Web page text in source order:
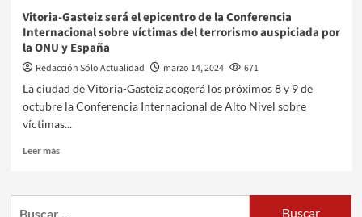
Vitoria-Gasteiz será el epicentro de la Conferencia
Internacional sobre víctimas del terrorismo auspiciada por
la ONU y España
Redacción Sólo Actualidad marzo 14, 2024
671
La ciudad de Vitoria-Gasteiz acogerá los próximos 8 y 9 de
octubre la Conferencia Internacional de Alto Nivel sobre
víctimas...
Leer más